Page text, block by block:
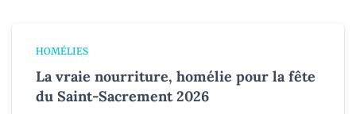
HOMÉLIES
La vraie nourriture, homélie pour la fête
du Saint-Sacrement 2026